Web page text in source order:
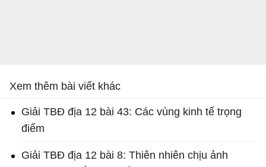
Xem thêm bài viết khác
Giải TBĐ địa 12 bài 43: Các vùng kinh tế trọng
điểm
Giải TBĐ địa 12 bài 8: Thiên nhiên chịu ảnh